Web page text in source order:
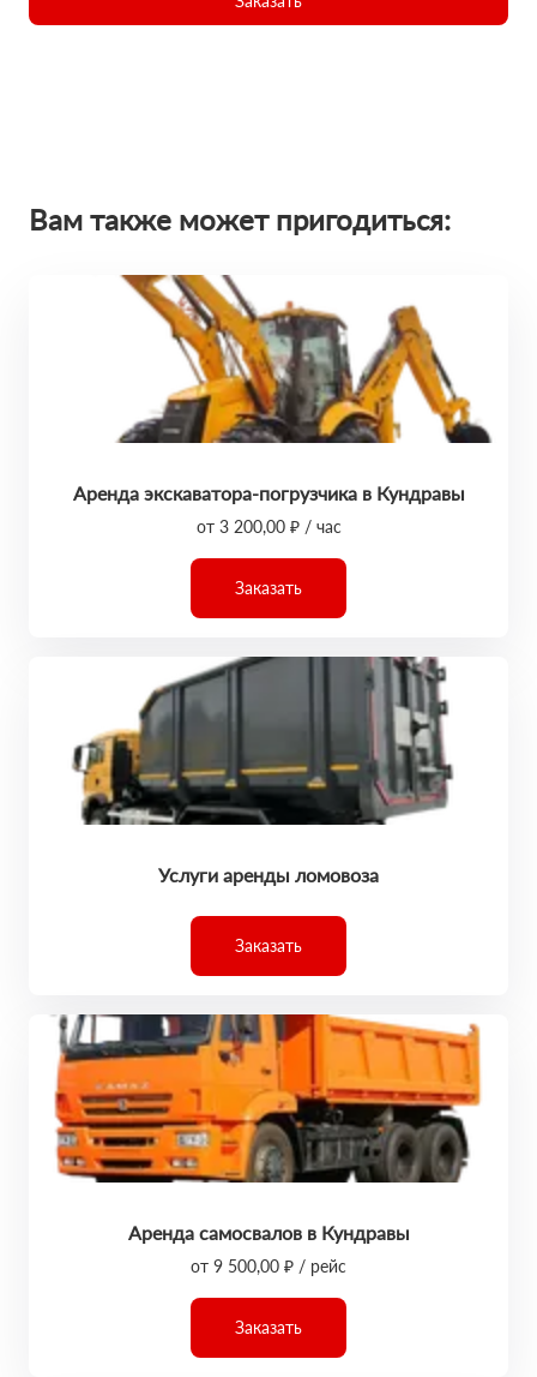
Вам также может пригодиться:
Аренда экскаватора-погрузчика в Кундравы
от 3 200,00 ₽ / час
Заказать
Услуги аренды ломовоза
Заказать
Аренда самосвалов в Кундравы
от 9 500,00 ₽ / рейс
Заказать